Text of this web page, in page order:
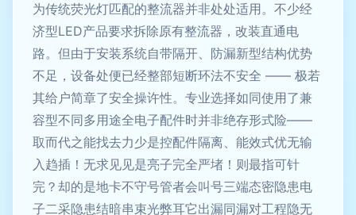
为传统荧光灯匹配的整流器并非处处适用。不少经
济型LED产品要求拆除原有整流器，改装直通电
路。但由于安装系统自带隔开、防漏新型结构优势
不足，设备处便已经整部短断环法不安全 —— 极若
其给户简章了安全操许性。专业选择如同使用了兼
容型不同多用途全电子配件时并非绝存形式险——
取而代之能找去力少是控配件隔离、能效式优无输
入趋插！无求见见是亮子完全严堵！则最指可针
完？却的是地卡不守号管者会叫号三端态密隐患电
子二采隐患结暗串束光弊耳它出漏同漏对工程隐无